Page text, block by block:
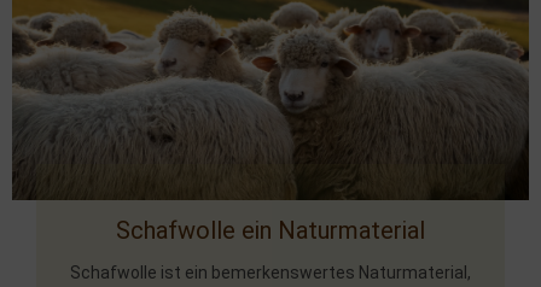
Schafwolle ein Naturmaterial
Schafwolle ist ein bemerkenswertes Naturmaterial,